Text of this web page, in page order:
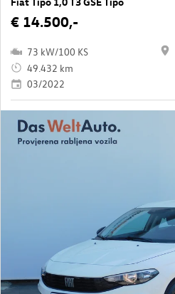
€ 14.500,-
73 kW/100 KS
49.432 km
03/2022